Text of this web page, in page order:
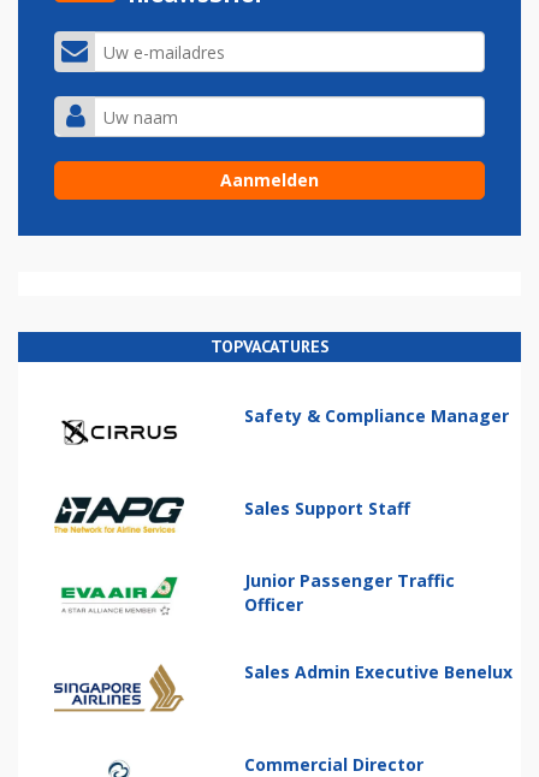
TOPVACATURES
Safety & Compliance Manager
Sales Support Staff
Junior Passenger Traffic
Officer
Sales Admin Executive Benelux
Commercial Director